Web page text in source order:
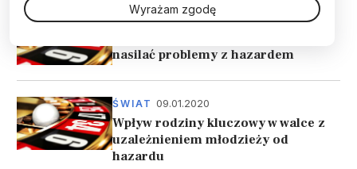
CZŁOWIEK 05.05.2022
nasilać problemy z hazardem
ŚWIAT 09.01.2020
Wpływ rodziny kluczowy w walce z
uzależnieniem młodzieży od
hazardu
Wyrażam zgodę